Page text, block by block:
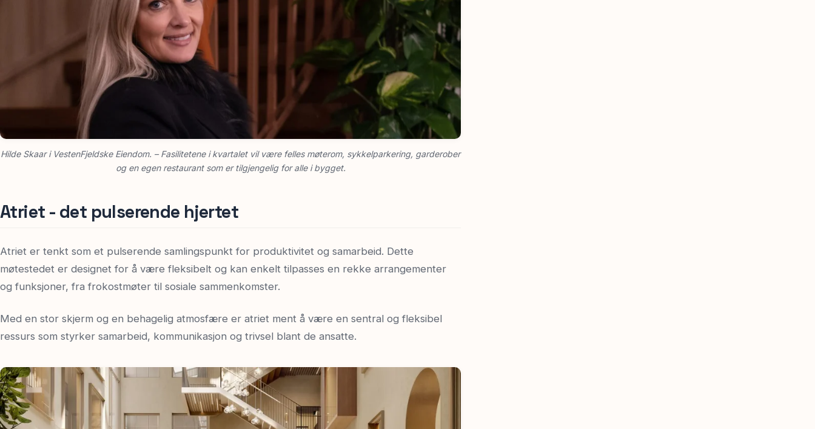
Hilde Skaar i VestenFjeldske Eiendom. – Fasilitetene i kvartalet vil være felles møterom, sykkelparkering, garderober
og en egen restaurant som er tilgjengelig for alle i bygget.
Atriet - det pulserende hjertet
Atriet er tenkt som et pulserende samlingspunkt for produktivitet og samarbeid. Dette
møtestedet er designet for å være fleksibelt og kan enkelt tilpasses en rekke arrangementer
og funksjoner, fra frokostmøter til sosiale sammenkomster.
Med en stor skjerm og en behagelig atmosfære er atriet ment å være en sentral og fleksibel
ressurs som styrker samarbeid, kommunikasjon og trivsel blant de ansatte.